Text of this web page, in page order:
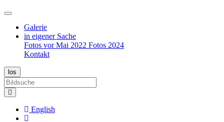
Galerie
in eigener Sache
Fotos vor Mai 2022 Fotos 2024
Kontakt
English